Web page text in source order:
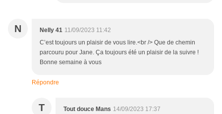
N Nelly 41 11/09/2023 11:42
C’est toujours un plaisir de vous lire.<br /> Que de chemin
parcouru pour Jane. Ça toujours été un plaisir de la suivre !
Bonne semaine à vous
Répondre
T Tout douce Mans 14/09/2023 17:37